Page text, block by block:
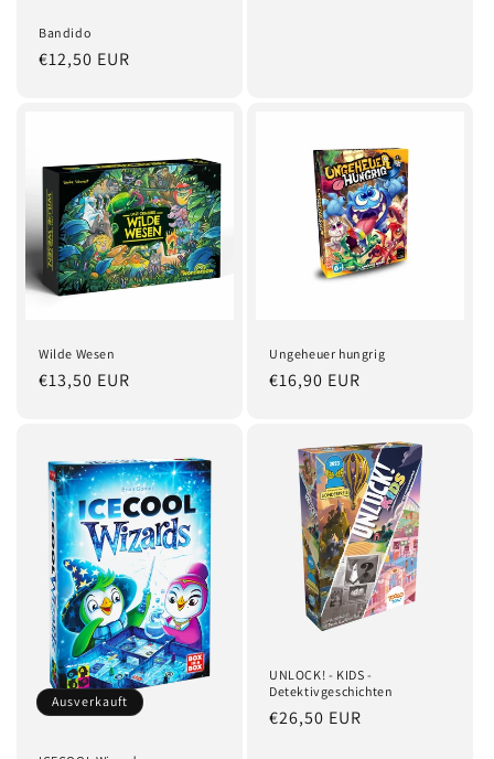
Bandido
Normaler
€12,50 EUR
Wilde Wesen
Normaler
€13,50 EUR
Ungeheuer hungrig
Normaler
€16,90 EUR
Ausverkauft
UNLOCK! - KIDS -
Detektivgeschichten
Normaler
€26,50 EUR